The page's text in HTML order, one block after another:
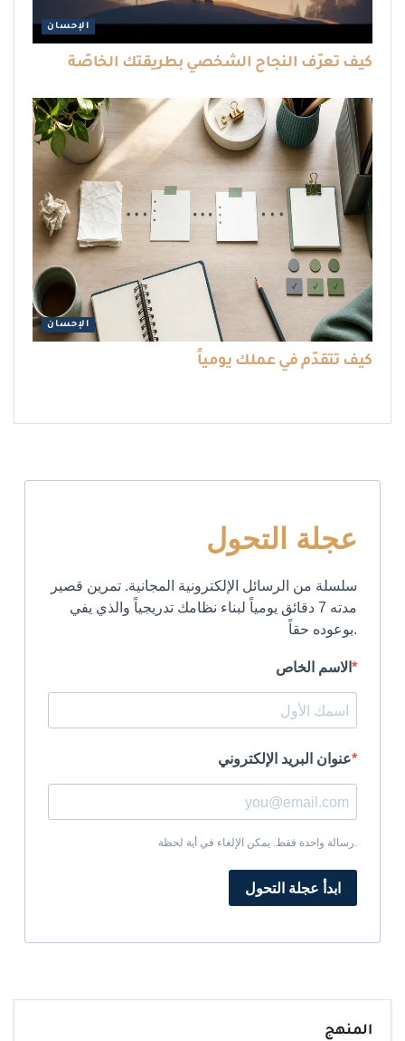
الإحسان
كيف تعرّف النجاح الشخصي بطريقتك الخاصّة
الإحسان
كيف تتقدّم في عملك يومياً
عجلة التحول
سلسلة من الرسائل الإلكترونية المجانية. تمرين قصير
مدته 7 دقائق يومياً لبناء نظامك تدريجياً والذي يفي
بوعوده حقاً.
الاسم الخاص
عنوان البريد الإلكتروني
رسالة واحدة فقط. يمكن الإلغاء في أية لحظة.
ابدأ عجلة التحول
المنهج